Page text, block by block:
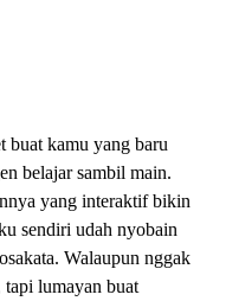
kamu yang baru
belajar sambil main.
yang interaktif bikin
sendiri udah nyobain
Walaupun nggak
lumayan buat